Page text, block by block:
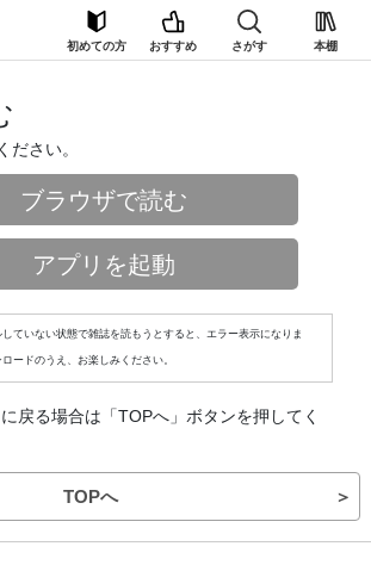
初めての方 おすすめ さがす 本棚
ださい。
ブラウザで読む
アプリを起動
ていない状態で雑誌を読もうとすると、エラー表示になりま
ードのうえ、お楽しみください。
戻る場合は「TOPへ」ボタンを押してく
TOPへ ＞